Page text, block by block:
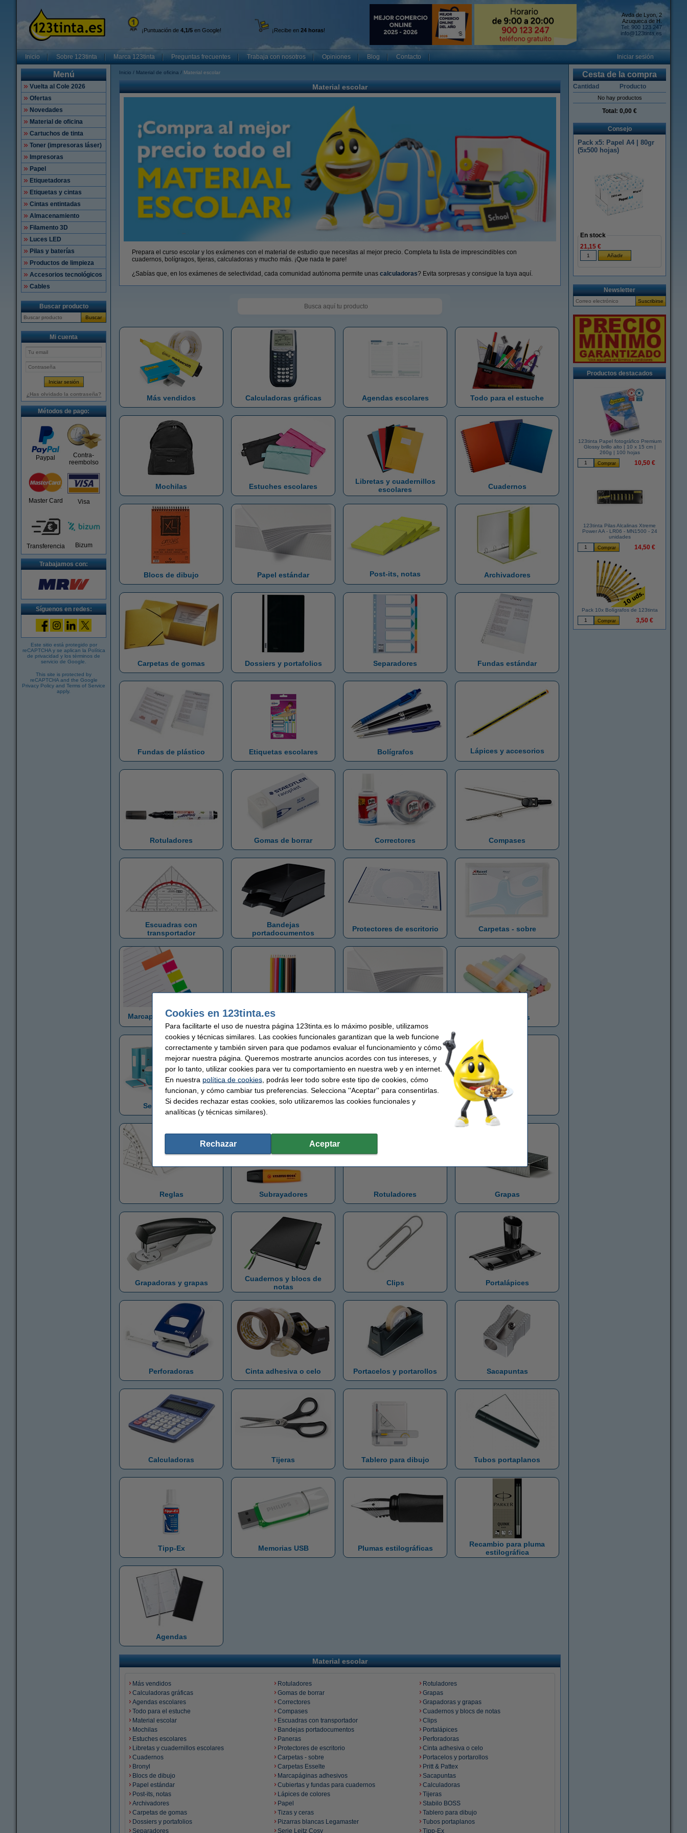
¡Puntuación de 4,1/5 en Google! ¡Recibe en 24 horas!
Avda de Lyon, 2
Azuqueca de H.
Tel: 900 123 247
info@123tinta.es
Inicio Sobre 123tinta Marca 123tinta Preguntas frecuentes Trabaja con nosotros Opiniones Blog Contacto Iniciar sesión
Menú
Vuelta al Cole 2026
Ofertas
Novedades
Material de oficina
Cartuchos de tinta
Toner (impresoras láser)
Impresoras
Papel
Etiquetadoras
Etiquetas y cintas
Cintas entintadas
Almacenamiento
Filamento 3D
Luces LED
Pilas y baterías
Productos de limpieza
Accesorios tecnológicos
Cables
Buscar producto
Buscar
Mi cuenta
¿Has olvidado la contraseña?
Métodos de pago:
Paypal
Contra-
reembolso
Master Card Visa
Transferencia Bizum
Trabajamos con:
Síguenos en redes:
Este sitio está protegido por
reCAPTCHA y se aplican la Política
de privacidad y los términos de
servicio de Google
This site is protected by
reCAPTCHA and the Google
Privacy Policy and Terms of Service
apply.
Inicio Material de oficina Material escolar
Material escolar
Prepara el curso escolar y los exámenes con el material de estudio que necesitas al mejor precio. Completa tu lista de imprescindibles con
cuadernos, bolígragos, tijeras, calculadoras y mucho más. ¡Que nada te pare!
¿Sabías que, en los exámenes de selectividad, cada comunidad autónoma permite unas calculadoras? Evita sorpresas y consigue la tuya aquí.
Más vendidos Calculadoras gráficas Agendas escolares Todo para el estuche
Mochilas Estuches escolares
Libretas y cuadernillos
escolares
Cuadernos
Blocs de dibujo Papel estándar Post-its, notas Archivadores
Carpetas de gomas Dossiers y portafolios Separadores Fundas estándar
Fundas de plástico Etiquetas escolares Bolígrafos Lápices y accesorios
Rotuladores Gomas de borrar Correctores Compases
Escuadras con
transportador
Bandejas
portadocumentos
Protectores de escritorio Carpetas - sobre
Marcapáginas adhesivos Lápices de colores Tizas y ceras
Serie Leitz Cosy Leitz Urban Chic Leitz WOW-serie Pegamento
Reglas Subrayadores Rotuladores Grapas
Grapadoras y grapas
Cuadernos y blocs de
notas
Clips Portalápices
Perforadoras Cinta adhesiva o celo Portacelos y portarollos Sacapuntas
Calculadoras Tijeras Tablero para dibujo Tubos portaplanos
Tipp-Ex Memorias USB Plumas estilográficas
Recambio para pluma
estilográfica
Agendas
Material escolar
Más vendidos
Calculadoras gráficas
Agendas escolares
Todo para el estuche
Material escolar
Mochilas
Estuches escolares
Libretas y cuadernillos escolares
Cuadernos
Bronyl
Blocs de dibujo
Papel estándar
Post-its, notas
Archivadores
Carpetas de gomas
Dossiers y portafolios
Separadores
Rotuladores
Gomas de borrar
Correctores
Compases
Escuadras con transportador
Bandejas portadocumentos
Paneras
Protectores de escritorio
Carpetas - sobre
Carpetas Esselte
Marcapáginas adhesivos
Cubiertas y fundas para cuadernos
Lápices de colores
Papel
Tizas y ceras
Pizarras blancas Legamaster
Serie Leitz Cosy
Rotuladores
Grapas
Grapadoras y grapas
Cuadernos y blocs de notas
Clips
Portalápices
Perforadoras
Cinta adhesiva o celo
Portacelos y portarollos
Pritt & Pattex
Sacapuntas
Calculadoras
Tijeras
Stabilo BOSS
Tablero para dibujo
Tubos portaplanos
Tipp-Ex
Cesta de la compra
Cantidad Producto
No hay productos
Total: 0,00 €
Consejo
Pack x5: Papel A4 | 80gr
(5x500 hojas)
En stock
21,15 €
Newsletter
Productos destacados
123tinta Papel fotográfico Premium
Glossy brillo alto | 10 x 15 cm |
260g | 100 hojas
10,50 €
123tinta Pilas Alcalinas Xtreme
Power AA - LR06 - MN1500 - 24
unidades
14,50 €
Pack 10x Bolígrafos de 123tinta
3,50 €
Cookies en 123tinta.es
Para facilitarte el uso de nuestra página 123tinta.es lo máximo posible, utilizamos
cookies y técnicas similares. Las cookies funcionales garantizan que la web funcione
correctamente y también sirven para que podamos evaluar el funcionamiento y cómo
mejorar nuestra página. Queremos mostrarte anuncios acordes con tus intereses, y
por lo tanto, utilizar cookies para ver tu comportamiento en nuestra web y en internet.
En nuestra política de cookies, podrás leer todo sobre este tipo de cookies, cómo
funcionan, y cómo cambiar tus preferencias. Selecciona ''Aceptar'' para consentirlas.
Si decides rechazar estas cookies, solo utilizaremos las cookies funcionales y
analíticas (y técnicas similares).
Rechazar Aceptar